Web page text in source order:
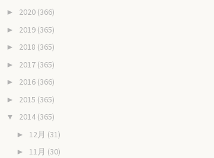
► 2020 (366)
► 2019 (365)
► 2018 (365)
► 2017 (365)
► 2016 (366)
► 2015 (365)
▼ 2014 (365)
► 12月 (31)
► 11月 (30)